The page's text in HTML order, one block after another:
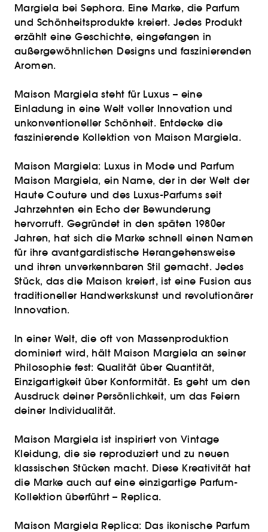
Margiela bei Sephora. Eine Marke, die Parfum
und Schönheitsprodukte kreiert. Jedes Produkt
erzählt eine Geschichte, eingefangen in
außergewöhnlichen Designs und faszinierenden
Aromen.
Maison Margiela steht für Luxus – eine
Einladung in eine Welt voller Innovation und
unkonventioneller Schönheit. Entdecke die
faszinierende Kollektion von Maison Margiela.
Maison Margiela: Luxus in Mode und Parfum
Maison Margiela, ein Name, der in der Welt der
Haute Couture und des Luxus-Parfums seit
Jahrzehnten ein Echo der Bewunderung
hervorruft. Gegründet in den späten 1980er
Jahren, hat sich die Marke schnell einen Namen
für ihre avantgardistische Herangehensweise
und ihren unverkennbaren Stil gemacht. Jedes
Stück, das die Maison kreiert, ist eine Fusion aus
traditioneller Handwerkskunst und revolutionärer
Innovation.
In einer Welt, die oft von Massenproduktion
dominiert wird, hält Maison Margiela an seiner
Philosophie fest: Qualität über Quantität,
Einzigartigkeit über Konformität. Es geht um den
Ausdruck deiner Persönlichkeit, um das Feiern
deiner Individualität.
Maison Margiela ist inspiriert von Vintage
Kleidung, die sie reproduziert und zu neuen
klassischen Stücken macht. Diese Kreativität hat
die Marke auch auf eine einzigartige Parfum-
Kollektion überführt – Replica.
Maison Margiela Replica: Das ikonische Parfum